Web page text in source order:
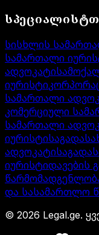
სისხლის
სამართალი
ადვოკატი
იურისტი
სამართალი
კომერციული
სამართალი
იურისტი
ადვოკატი
იურისტიდავების
და სასამართლო
© 2026 Legal.ge.